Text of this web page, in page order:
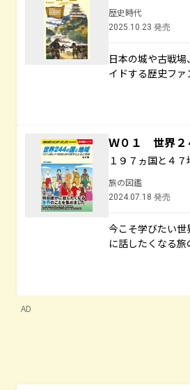
歴史時代
2025.10.23 発売
日本の城や古戦
イドする歴史ファ
Ｗ０１ 世界２
１９７ヵ国と４
旅の図鑑
2024.07.18 発売
今こそ学びたい
に話したくなる旅
AD